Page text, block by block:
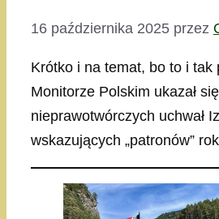
16 października 2025 przez
Krótko i na temat, bo to i tak
Monitorze Polskim ukazał
nieprawotwórczych uchwał
wskazujących „patronów”